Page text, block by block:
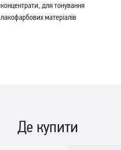
концентрати, для тонування
лакофарбових матеріалів
Де купити